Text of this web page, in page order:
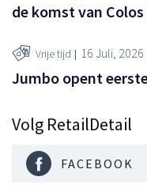
de komst van
Vrije tijd 16 Juli, 2026
Jumbo opent
Volg RetailDetail
FACEBOOK